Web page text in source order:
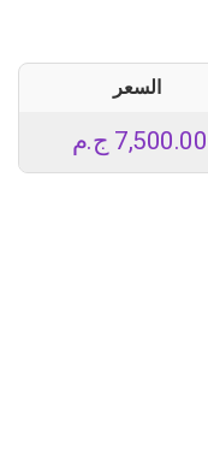
السعر
ج.م 7,500.00